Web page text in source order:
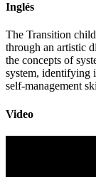
Inglés
The Transition
through an artistic
the concepts of
system, identifying
self-management
Video